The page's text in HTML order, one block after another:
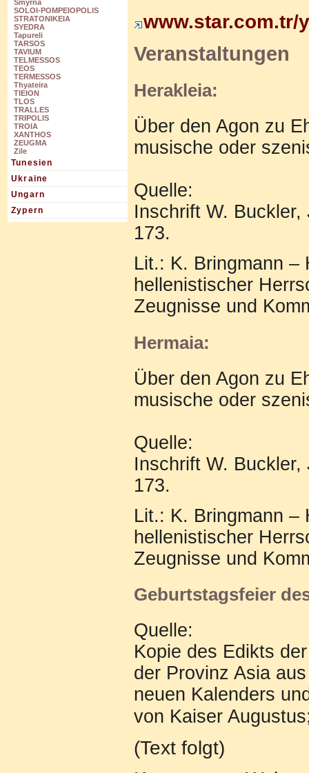
Smyrna
SOLOI-POMPEIOPOLIS
STRATONIKEIA
SYEDRA
Tapureli
TARSOS
TAVIUM
TELMESSOS
TEOS
TERMESSOS
Thyateira
TIEION
TLOS
TRALLES
TRIPOLIS
TROIA
XANTHOS
ZEUGMA
Zile
Tunesien
Ukraine
Ungarn
Zypern
www.star.com.tr/
Veranstaltungen
Herakleia:
Über den Agon zu
musische oder
Quelle:
Inschrift W.
173.
Lit.: K. Bringmann –
hellenistischer
Zeugnisse und
Hermaia:
Über den Agon zu
musische oder
Quelle:
Inschrift W.
173.
Lit.: K. Bringmann –
hellenistischer
Zeugnisse und
Geburtstagsfeier
Quelle:
Kopie des Edikts
der Provinz Asia
neuen Kalenders
von Kaiser
(Text folgt)